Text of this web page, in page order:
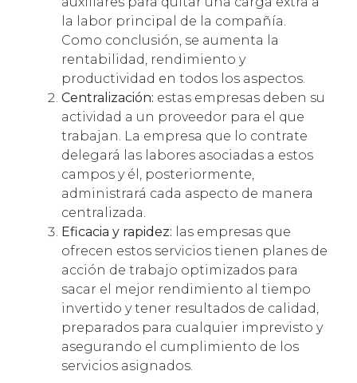
la labor principal de la compañía.
Como conclusión, se aumenta la
rentabilidad, rendimiento y
productividad en todos los aspectos.
Centralización: estas empresas deben su
actividad a un proveedor para el que
trabajan. La empresa que lo contrate
delegará las labores asociadas a estos
campos y él, posteriormente,
administrará cada aspecto de manera
centralizada.
Eficacia y rapidez: las empresas que
ofrecen estos servicios tienen planes de
acción de trabajo optimizados para
sacar el mejor rendimiento al tiempo
invertido y tener resultados de calidad,
preparados para cualquier imprevisto y
asegurando el cumplimiento de los
servicios asignados.